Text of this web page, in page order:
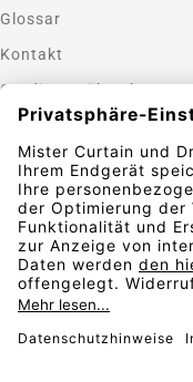
Glossar
Kontakt
Gardinen nähen lassen
Zahlungsmethoden
Sicherheit